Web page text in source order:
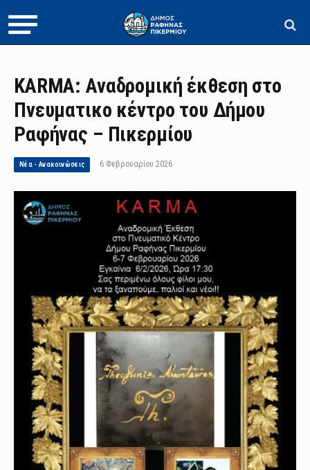
KARMA: Αναδρομική έκθεση στο
Πνευματικο κέντρο του Δήμου
Ραφήνας – Πικερμίου
Νέα - Ανακοινώσεις 6 Φεβρουαρίου 2026